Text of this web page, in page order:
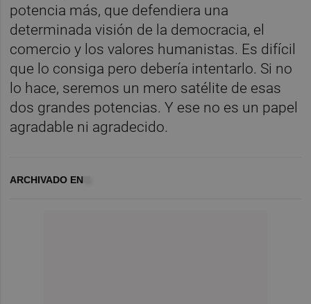
potencia más, que defendiera una
determinada visión de la democracia, el
comercio y los valores humanistas. Es difícil
que lo consiga pero debería intentarlo. Si no
lo hace, seremos un mero satélite de esas
dos grandes potencias. Y ese no es un papel
agradable ni agradecido.
ARCHIVADO EN